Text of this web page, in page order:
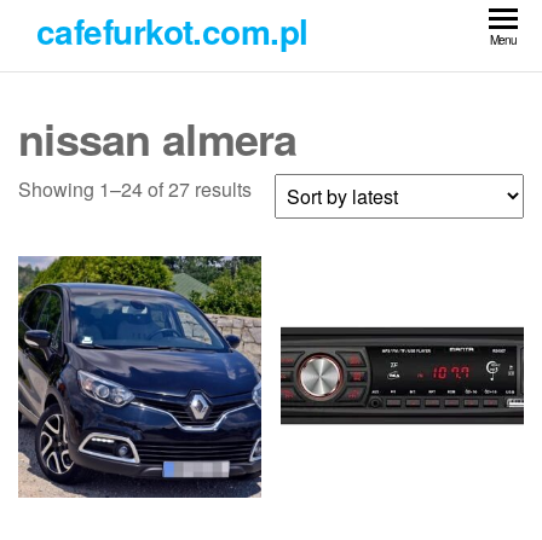
treści
cafefurkot.com.pl Menu
nissan almera
Showing 1–24 of 27 results